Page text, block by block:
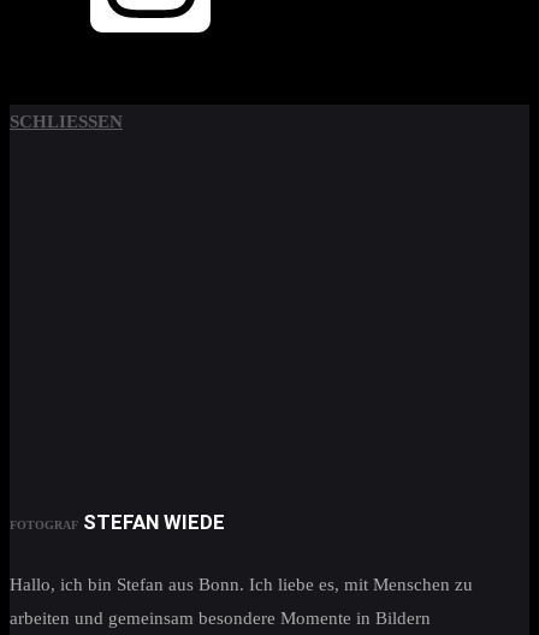
SCHLIESSEN
FOTOGRAF STEFAN WIEDE
Hallo, ich bin Stefan aus Bonn. Ich liebe es, mit Menschen zu
arbeiten und gemeinsam besondere Momente in Bildern